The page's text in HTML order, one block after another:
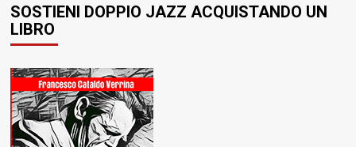
SOSTIENI DOPPIO JAZZ ACQUISTANDO UN
LIBRO